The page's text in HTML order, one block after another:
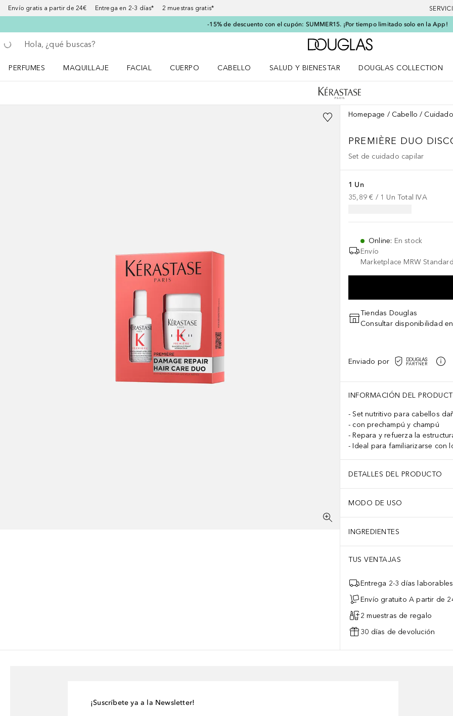
Envío gratis a partir de 24€ Entrega en 2-3 días* 2 muestras gratis*
-15% de descuento con el cupón: SUMMER15. ¡Por tiempo limitado solo en la App!
Regresar
Ejecutar búsqueda
A Douglas Home
PERFUMES
MAQUILLAJE
FACIAL
CUERPO
CABELLO
SALUD Y BIENESTAR
DOUGLAS COLLECTION
Homepage Cabello
PREMIÈRE DUO
Set de cuidado capilar
1 Un
35,89 € / 1 Un Total IVA
Online: En stock
Envío
Marketplace MRW
Tiendas Douglas
Consultar disponibilidad
Enviado por
INFORMACIÓN DEL
Set nutritivo para cabellos
con prechampú y champú
Repara y refuerza la
Ideal para familiarizarse con
DETALLES DEL PRODUCTO
MODO DE USO
INGREDIENTES
TUS VENTAJAS
Entrega 2-3 días laborables
Envío gratuito A partir de
2 muestras de regalo
30 días de devolución
¡Suscríbete ya a la Newsletter!